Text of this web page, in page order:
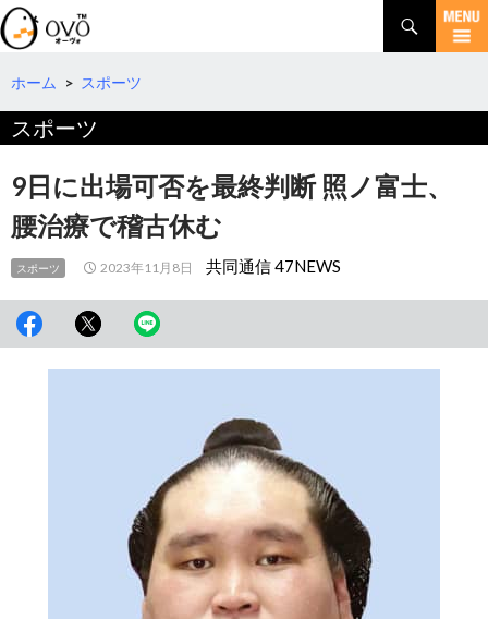
検
索
コ
テ
へ
ホーム > スポーツ
スポーツ
9日に出場可否を最終判断 照ノ富士、
腰治療で稽古休む
スポーツ 2023年11月8日 共同通信 47NEWS